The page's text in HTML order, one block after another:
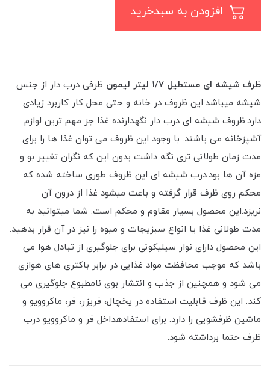
ظرف شیشه ای مستطیل 1/7 لیتر لیمون
ظرفی درب دار از جنس
شیشه میباشد.این ظروف در خانه و حتی محل کار کاربرد زیادی
دارد.ظروف شیشه ای درب دار نگهدارنده غذا جز مهم ترین لوازم
آشپزخانه می باشند. با وجود این ظروف می ‌توان غذا ها را برای
مدت زمان طولانی تری نگه داشت بدون این که نگران تغییر بو و
مزه آن ها بود.درب شیشه ای این ظروف طوری ساخته شده که
محکم روی ظرف قرار گرفته و باعث میشود غذا از درون آن
نریزد.این محصول بسیار مقاوم و محکم است. شما میتوانید به
مدت طولانی غذا یا انواع سبزیجات و میوه را نیز در آن قرار بدهید.
این محصول دارای نوار سیلیکونی برای جلوگیری از تبادل هوا می
باشد که موجب محافظت مواد غذایی در برابر باکتری های هوازی
می شود و همچنین از جذب و انتشار بوی نامطبوع جلوگیری می
کند. این ظرف قابلیت استفاده در یخچال، فریزر، فر، ماکروویو و
ماشین ظرفشویی را دارد. برای استفادهداخل فر و ماکروویو درب
ظرف حتما برداشته شود.